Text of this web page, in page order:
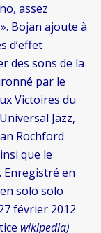
assez
Bojan ajoute à
d’effet
des sons de la
par le
Victoires du
Jazz,
Rochford
que le
Enregistré en
solo solo
février 2012
wikipedia)